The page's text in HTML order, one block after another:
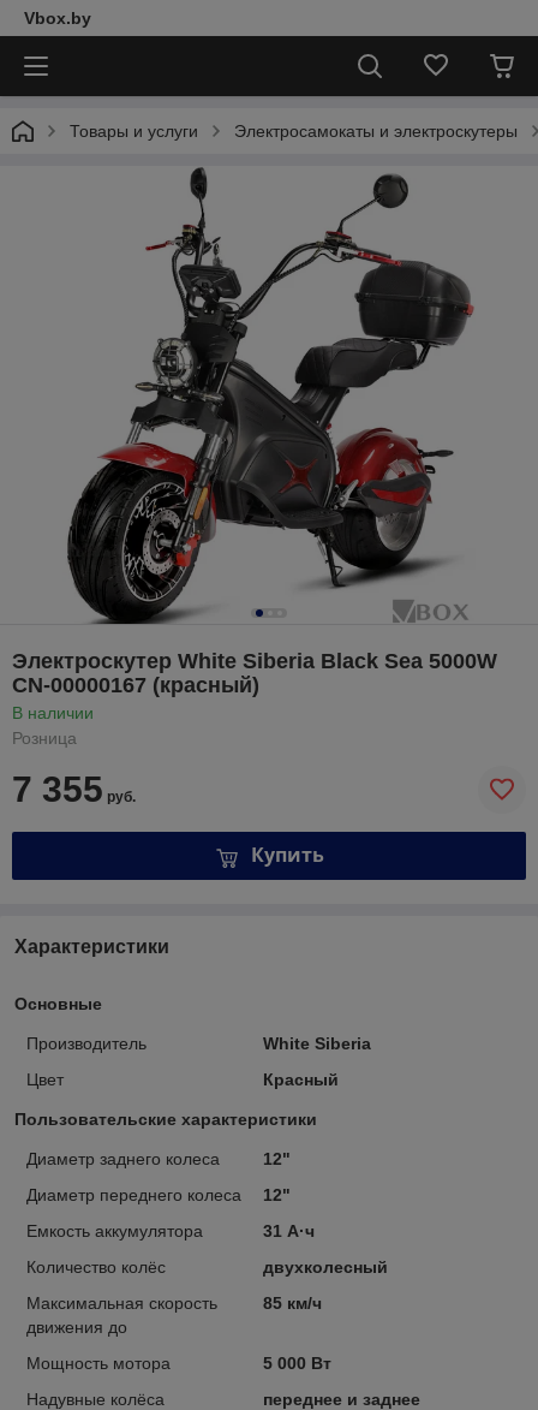
Vbox.by
Товары и услуги Электросамокаты и электроскутеры
Электроскутер White Siberia Black Sea 5000W
CN-00000167 (красный)
В наличии
Розница
7 355 руб.
Купить
Характеристики
Основные
Производитель
White Siberia
Цвет
Красный
Пользовательские характеристики
Диаметр заднего колеса
12"
Диаметр переднего колеса
12"
Емкость аккумулятора
31 А·ч
Количество колёс
двухколесный
Максимальная скорость
движения до
85 км/ч
Мощность мотора
5 000 Вт
Надувные колёса
переднее и заднее